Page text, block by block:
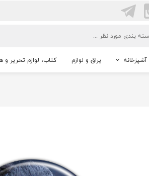
آشپزخانه یراق و لوازم کتاب، لوازم تحریر و